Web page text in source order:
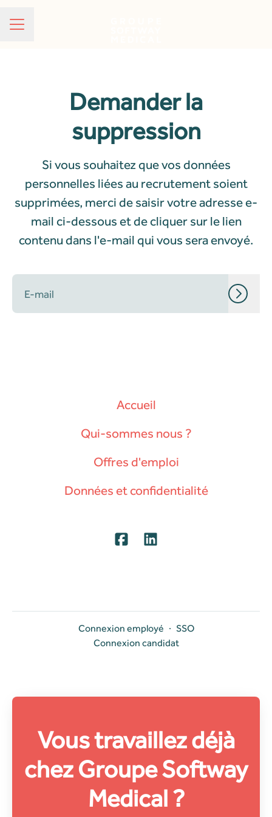
MENU CARRIÈRE
Demander la
suppression
Si vous souhaitez que vos données
personnelles liées au recrutement soient
supprimées, merci de saisir votre adresse e-
mail ci-dessous et de cliquer sur le lien
contenu dans l'e-mail qui vous sera envoyé.
Accueil
Qui-sommes nous ?
Offres d'emploi
Données et confidentialité
Connexion employé · SSO
Connexion candidat
Vous travaillez déjà
chez Groupe Softway
Medical ?